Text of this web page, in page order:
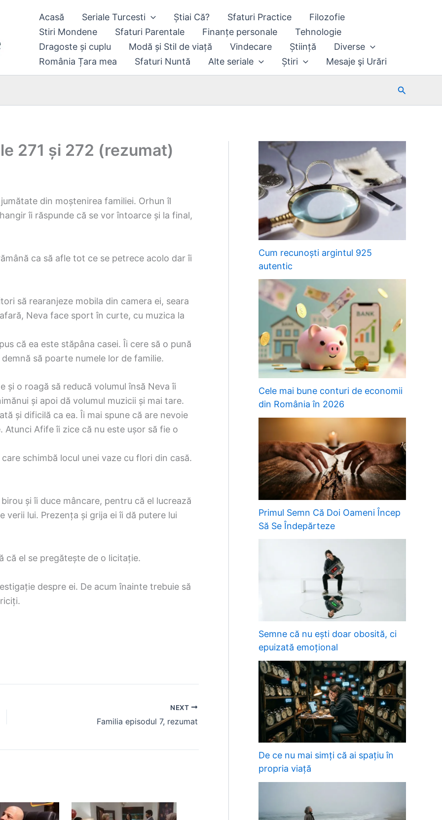
Acasă Seriale Turcesti Știai Că? Sfaturi Practice
Filozofie
Stiri Mondene
Sfaturi Parentale Finanțe personale
Tehnologie
Dragoste și cuplu
Modă și Stil de viață Vindecare Știință
Diverse
România Țara mea
Sfaturi Nuntă Alte seriale Știri Mesaje şi Urări
Search
271 și 272 (rezumat)
din moștenirea familiei. Orhun îl
îi răspunde că se vor întoarce și la final,
ca să afle tot ce se petrece acolo dar îi
să rearanjeze mobila din camera ei, seara
Neva face sport în curte, cu muzica la
că ea este stăpâna casei. Îi cere să o pună
să poarte numele lor de familie.
și o roagă să reducă volumul însă Neva îi
și apoi dă volumul muzicii și mai tare.
și dificilă ca ea. Îi mai spune că are nevoie
Afife îi zice că nu este ușor să fie o
schimbă locul unei vaze cu flori din casă.
și îi duce mâncare, pentru că el lucrează
lui. Prezența și grija ei îi dă putere lui
că el se pregătește de o licitație.
despre ei. De acum înainte trebuie să
NEXT
Familia episodul 7, rezumat
Cum recunoști argintul 925
autentic
Cele mai bune conturi de economii
din România în 2026
Primul Semn Că Doi Oameni Încep
Să Se Îndepărteze
Semne că nu ești doar obosită, ci
epuizată emoțional
De ce nu mai simți că ai spațiu în
propria viață